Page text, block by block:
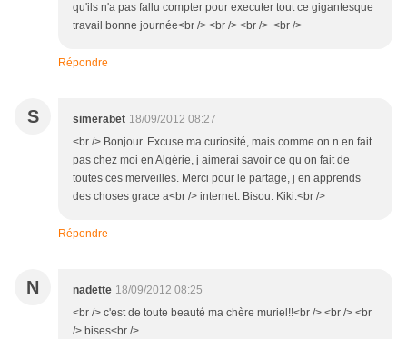
qu'ils n'a pas fallu compter pour executer tout ce gigantesque
travail bonne journée<br /> <br /> <br /> <br />
Répondre
S simerabet 18/09/2012 08:27
<br /> Bonjour. Excuse ma curiosité, mais comme on n en fait
pas chez moi en Algérie, j aimerai savoir ce qu on fait de
toutes ces merveilles. Merci pour le partage, j en apprends
des choses grace a<br /> internet. Bisou. Kiki.<br />
Répondre
N nadette 18/09/2012 08:25
<br /> c'est de toute beauté ma chère muriel!!<br /> <br /> <br
/> bises<br />